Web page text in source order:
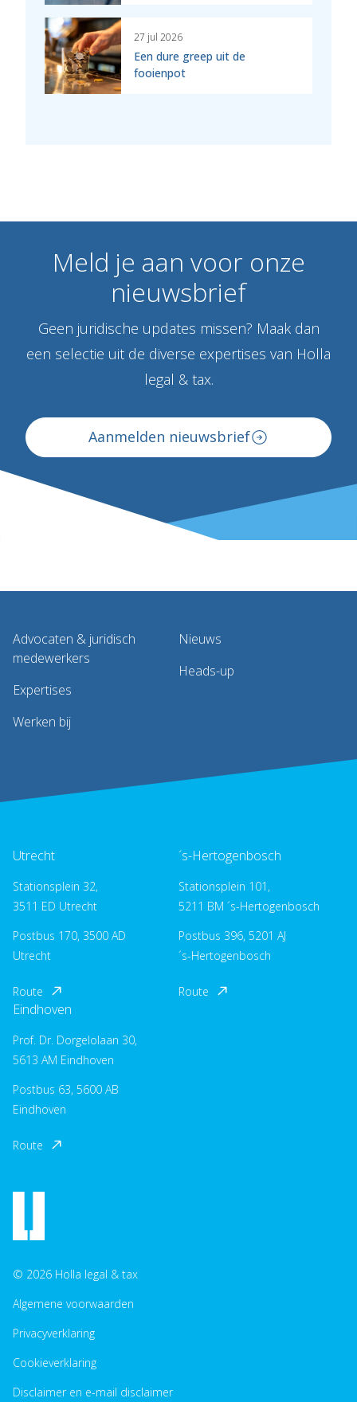
27 jul 2026
Een dure greep uit de
fooienpot
Meld je aan voor onze
nieuwsbrief
Geen juridische updates missen? Maak dan
een selectie uit de diverse expertises van Holla
legal & tax.
Aanmelden nieuwsbrief
Advocaten & juridisch
medewerkers
Expertises
Werken bij
Nieuws
Heads-up
Utrecht
Stationsplein 32,
3511 ED Utrecht
Postbus 170, 3500 AD
Utrecht
Route
´s-Hertogenbosch
Stationsplein 101,
5211 BM ´s-Hertogenbosch
Postbus 396, 5201 AJ
´s-Hertogenbosch
Route
Eindhoven
Prof. Dr. Dorgelolaan 30,
5613 AM Eindhoven
Postbus 63, 5600 AB
Eindhoven
Route
© 2026 Holla legal & tax
Algemene voorwaarden
Privacyverklaring
Cookieverklaring
Disclaimer en e-mail disclaimer